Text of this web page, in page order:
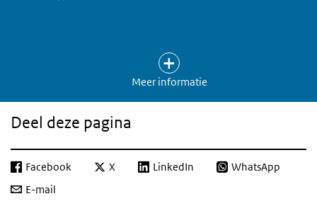
Meer informatie
bezocht op 30-mei 2018.
https://www.loketgezondleven.nl/gezonde-
gemeente/gezonde-wijkaanpak
Storm, I. Towards a HiAP cycle: Health in All
Policies as a practice-based improvement
process. Amsterdam: Vrije Universiteit
Amsterdam. 2016.
http://dare.ubvu.vu.nl/handle/1871/54580
Deel deze pagina
Facebook X LinkedIn
WhatsApp
E-mail